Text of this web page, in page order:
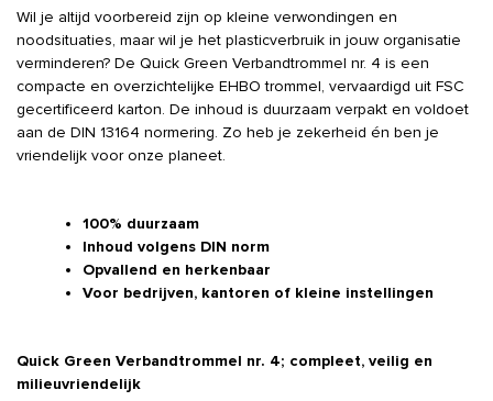
karton
oranje
gevuld
aantal
Wil je altijd voorbereid zijn op kleine verwondingen en
noodsituaties, maar wil je het plasticverbruik in jouw organisatie
verminderen? De Quick Green Verbandtrommel nr. 4 is een
compacte en overzichtelijke EHBO trommel, vervaardigd uit FSC
gecertificeerd karton. De inhoud is duurzaam verpakt en voldoet
aan de DIN 13164 normering. Zo heb je zekerheid én ben je
vriendelijk voor onze planeet.
100% duurzaam
Inhoud volgens DIN norm
Opvallend en herkenbaar
Voor bedrijven, kantoren of kleine instellingen
Quick Green Verbandtrommel nr. 4; compleet, veilig en
milieuvriendelijk